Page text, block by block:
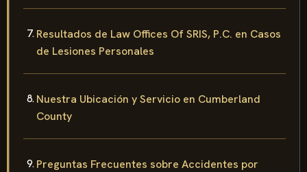
Resultados de Law Offices Of SRIS, P.C. en Casos
de Lesiones Personales
Nuestra Ubicación y Servicio en Cumberland
County
Preguntas Frecuentes sobre Accidentes por